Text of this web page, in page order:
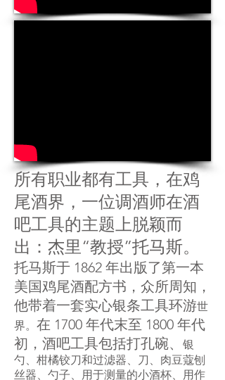
所有职业都有工具，在鸡
尾酒界，一位调酒师在酒
吧工具的主题上脱颖而
出：杰里“教授”托马斯。
托马斯于 1862 年出版了第一本
美国鸡尾酒配方书，众所周知，
他带着一套实心银条工具环游世
界。 在 1700 年代末至 1800 年代
初，酒吧工具包括打孔碗、
银
勺、柑橘铰刀和过滤器、刀、肉豆蔻刨
丝器、勺子、用于测量的小酒杯、用作